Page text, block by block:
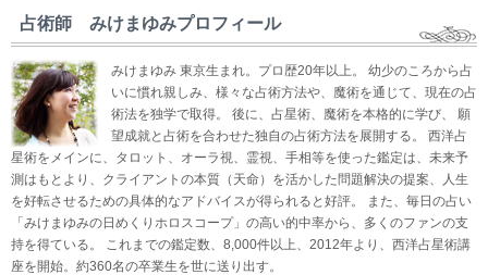
占術師 みけまゆみプロフィール
みけまゆみ 東京生まれ。プロ歴20年以上。 幼少のころから占
いに慣れ親しみ、様々な占術方法や、魔術を通じて、現在の占
術法を独学で取得。 後に、占星術、魔術を本格的に学び、 願
望成就と占術を合わせた独自の占術方法を展開する。 西洋占
星術をメインに、タロット、オーラ視、霊視、手相等を使った鑑定は、未来予
測はもとより、クライアントの本質（天命）を活かした問題解決の提案、人生
を好転させるための具体的なアドバイスが得られると好評。 また、毎日の占い
「みけまゆみの日めくりホロスコープ」の高い的中率から、多くのファンの支
持を得ている。 これまでの鑑定数、8,000件以上、2012年より、西洋占星術講
座を開始。約360名の卒業生を世に送り出す。